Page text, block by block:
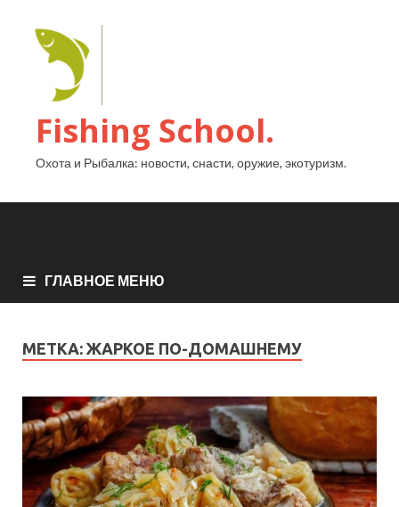
Fishing School.
Охота и Рыбалка: новости, снасти, оружие, экотуризм.
ГЛАВНОЕ МЕНЮ
МЕТКА: ЖАРКОЕ ПО-ДОМАШНЕМУ